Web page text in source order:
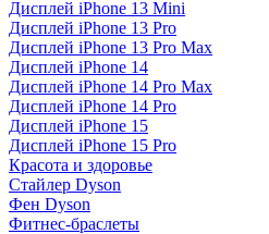
Дисплей iPhone 13 Mini
Дисплей iPhone 13 Pro
Дисплей iPhone 13 Pro Max
Дисплей iPhone 14
Дисплей iPhone 14 Pro Max
Дисплей iPhone 14 Pro
Дисплей iPhone 15
Дисплей iPhone 15 Pro
Красота и здоровье
Стайлер Dyson
Фен Dyson
Фитнес-браслеты